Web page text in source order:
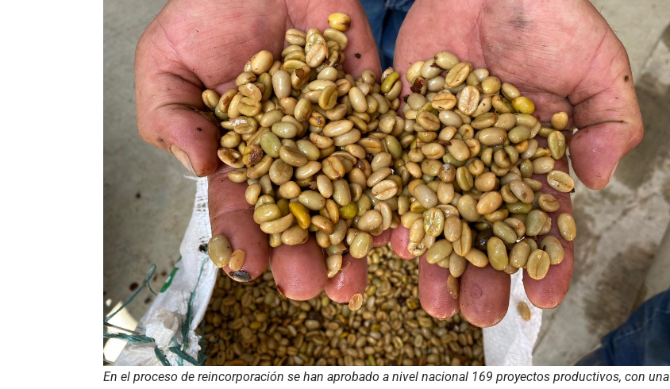
En el proceso de reincorporación se han aprobado a nivel nacional 169 proyectos productivos, con una